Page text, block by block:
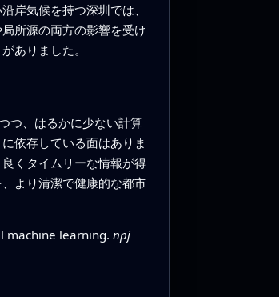
岸気候を持つ深圳では、
所源の両方の影響を受け
ありました。
つ、はるかに少ない計算
依存している面はありま
くタイムリーな情報が得
より清潔で健康的な都市
machine learning. npj